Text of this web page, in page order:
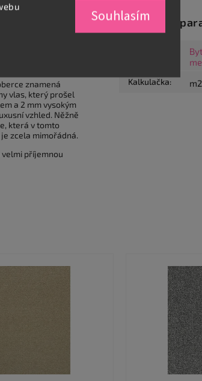
Souhlasím
znamená
vlas, který prošel
a 2 mm vysokým
vzhled. Něžně
která v tomto
zcela mimořádná.
příjemnou
Doplňkové
Kalkulačka: m2